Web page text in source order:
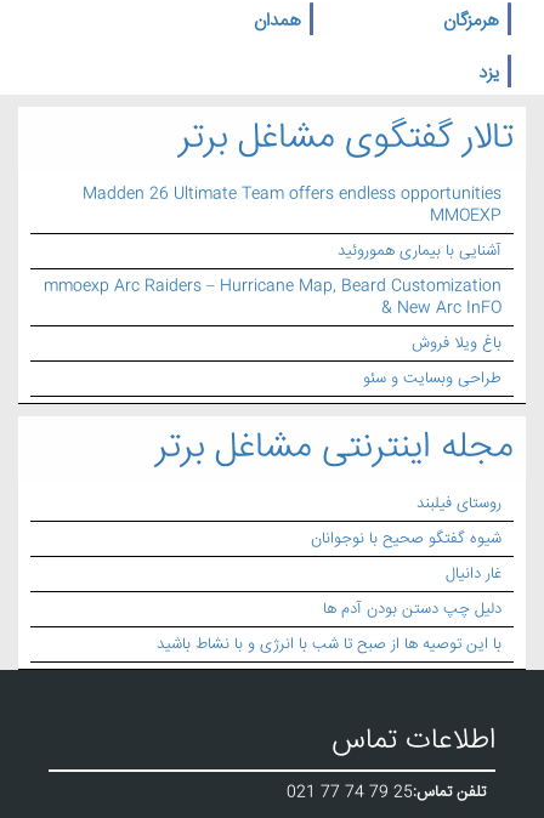
هرمزگان
همدان
یزد
تالار گفتگوی مشاغل برتر
Madden 26 Ultimate Team offers endless opportunities
MMOEXP
آشنایی با بیماری هموروئید
mmoexp Arc Raiders – Hurricane Map, Beard Customization
& New Arc InFO
باغ ویلا فروش
طراحی وبسایت و سئو
مجله اینترنتی مشاغل برتر
روستای فیلبند
شیوه گفتگو صحیح با نوجوانان
غار دانیال
دلیل چپ دستن بودن آدم ها
با این توصیه ها از صبح تا شب با انرژی و با نشاط باشید
اطلاعات تماس
تلفن تماس:021 77 74 79 25